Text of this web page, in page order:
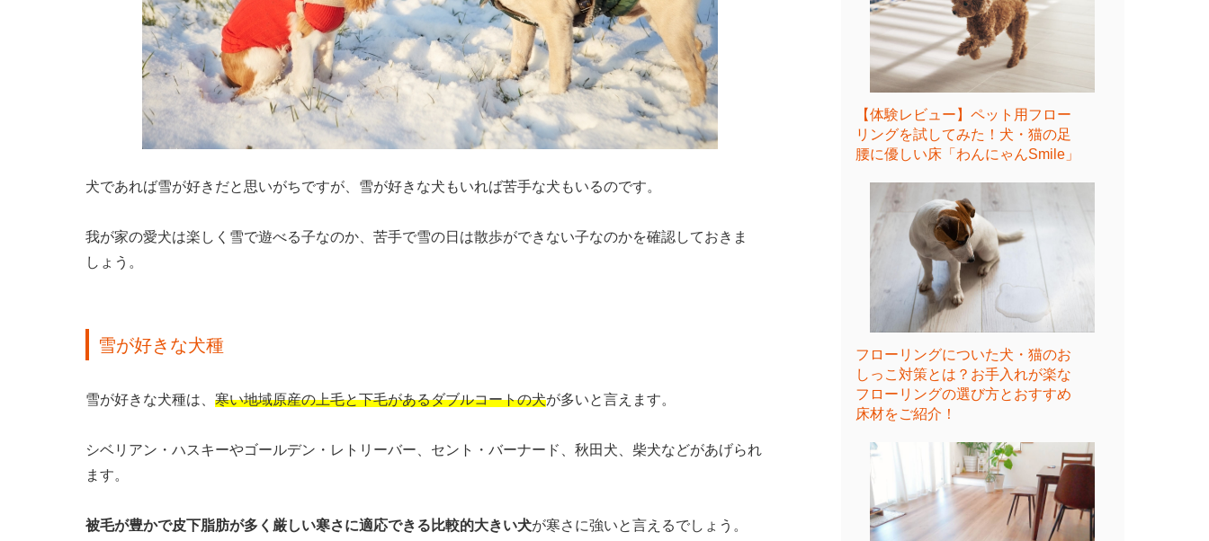
犬であれば雪が好きだと思いがちですが、雪が好きな犬もいれば苦手な犬もいるのです。
我が家の愛犬は楽しく雪で遊べる子なのか、苦手で雪の日は散歩ができない子なのかを確認しておきま
しょう。
雪が好きな犬種
雪が好きな犬種は、 寒い地域原産の上毛と下毛があるダブルコートの犬が多いと言えます。
シベリアン・ハスキーやゴールデン・レトリーバー、セント・バーナード、秋田犬、柴犬などがあげられ
ます。
被毛が豊かで皮下脂肪が多く厳しい寒さに適応できる比較的大きい犬が寒さに強いと言えるでしょう。
【体験レビュー】ペット用フロー
リングを試してみた！犬・猫の足
腰に優しい床「わんにゃんSmile」
フローリングについた犬・猫のお
しっこ対策とは？お手入れが楽な
フローリングの選び方とおすすめ
床材をご紹介！